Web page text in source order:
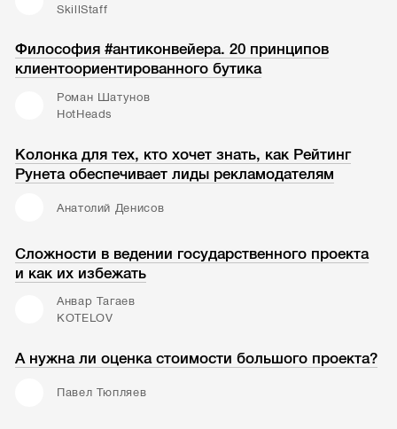
SkillStaff
Философия #антиконвейера. 20 принципов
клиентоориентированного бутика
Роман Шатунов
HotHeads
Колонка для тех, кто хочет знать, как Рейтинг
Рунета обеспечивает лиды рекламодателям
Анатолий Денисов
Сложности в ведении государственного проекта
и как их избежать
Анвар Тагаев
KOTELOV
А нужна ли оценка стоимости большого проекта?
Павел Тюпляев